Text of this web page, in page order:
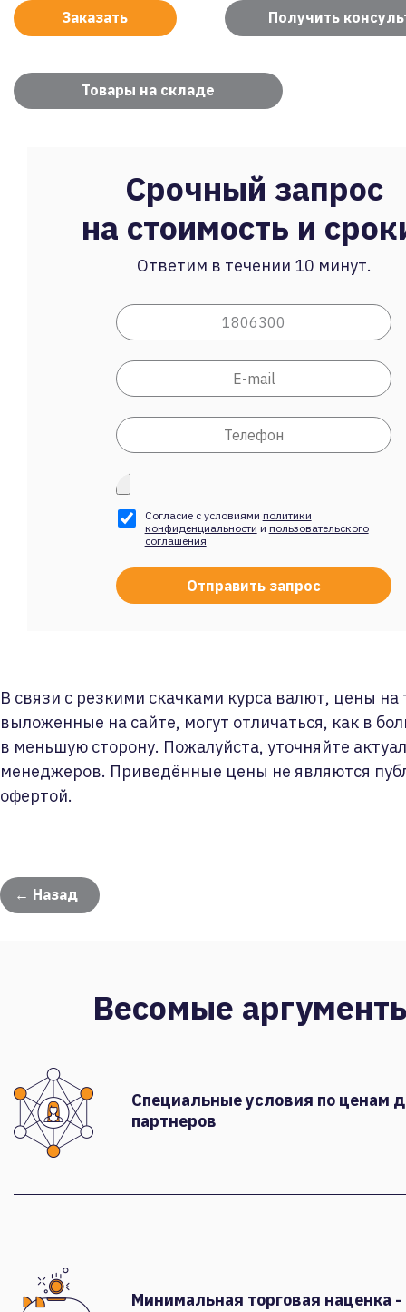
Заказать Получить
Товары на складе
Срочный запрос
на стоимость и
Ответим в течении 10 минут.
Согласие с условиями политики
конфиденциальности и пользовательского
соглашения
В связи с резкими скачками курса валют, цены на
выложенные на сайте, могут отличаться, как в
в меньшую сторону. Пожалуйста, уточняйте
менеджеров. Приведённые цены не являются
офертой.
← Назад
Весомые
Специальные условия по ценам
партнеров
Минимальная торговая наценка